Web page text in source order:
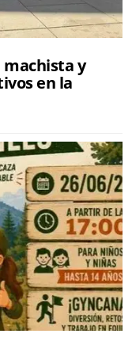
machista y
en la